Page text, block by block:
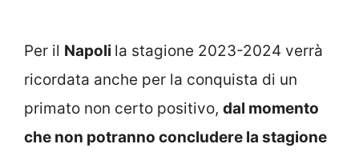
Per il Napoli la stagione 2023-2024 verrà
ricordata anche per la conquista di un
primato non certo positivo, dal momento
che non potranno concludere la stagione